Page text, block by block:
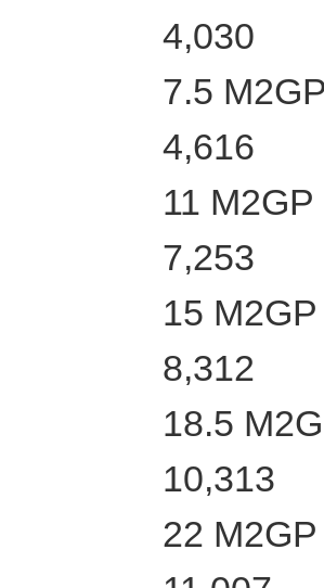
4,030
7.5
4,616
11
7,253
15
8,312
18.5
10,313
22